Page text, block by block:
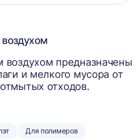
воздухом предназначены
и мелкого мусора от
отходов.
Для полимеров